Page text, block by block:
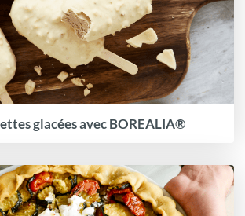
glacées avec BOREALIA®